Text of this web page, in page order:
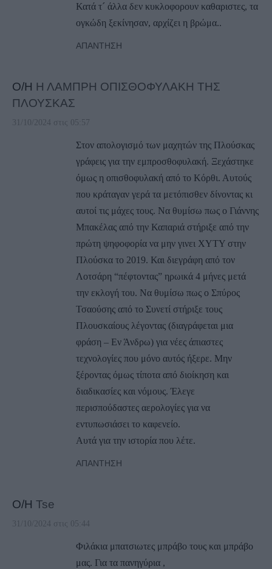
Κατά τ´ άλλα δεν κυκλοφορουν καθαριστες, τα
ογκώδη ξεκίνησαν, αρχίζει η βρώμα..
ΑΠΆΝΤΗΣΗ
Ο/Η Η ΛΑΜΠΡΗ ΟΠΙΣΘΟΦΥΛΑΚΗ ΤΗΣ
ΠΛΟΥΣΚΑΣ
31/10/2024 στις 05:57
Στον απολογισμό των μαχητών της Πλούσκας
γράφεις για την εμπροσθοφυλακή. Ξεχάστηκε
όμως η οπισθοφυλακή από το Κόρθι. Αυτούς
που κράταγαν γερά τα μετόπισθεν δίνοντας κι
αυτοί τις μάχες τους. Να θυμίσω πως ο Γιάννης
Μπακέλας από την Καπαριά στήριξε από την
πρώτη ψηφοφορία να μην γινει ΧΥΤΥ στην
Πλούσκα το 2019. Και διεγράφη από τον
Λοτσάρη “πέφτοντας” ηρωικά 4 μήνες μετά
την εκλογή του. Να θυμίσω πως ο Σπύρος
Τσαούσης από το Συνετί στήριξε τους
Πλουσκαίους λέγοντας (διαγράφεται μια
φράση – Εν Άνδρω) για νέες άπιαστες
τεχνολογίες που μόνο αυτός ήξερε. Μην
ξέροντας όμως τίποτα από διοίκηση και
διαδικασίες και νόμους. Έλεγε
περισπούδαστες αερολογίες για να
εντυπωσιάσει το καφενείο.
Αυτά για την ιστορία που λέτε.
ΑΠΆΝΤΗΣΗ
Ο/Η Tse
31/10/2024 στις 05:44
Φιλάκια μπατσιωτες μπράβο τους και μπράβο
μας. Για τα πανηγύρια ,